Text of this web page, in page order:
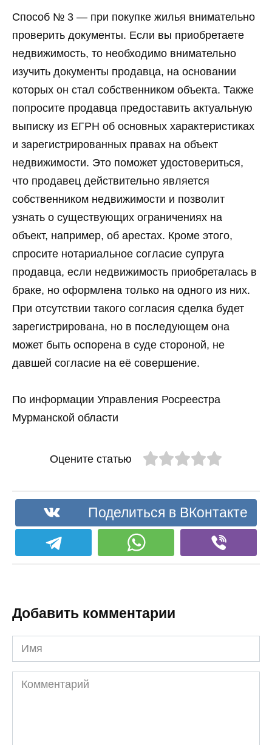
Способ № 3 — при покупке жилья внимательно
проверить документы. Если вы приобретаете
недвижимость, то необходимо внимательно
изучить документы продавца, на основании
которых он стал собственником объекта. Также
попросите продавца предоставить актуальную
выписку из ЕГРН об основных характеристиках
и зарегистрированных правах на объект
недвижимости. Это поможет удостовериться,
что продавец действительно является
собственником недвижимости и позволит
узнать о существующих ограничениях на
объект, например, об арестах. Кроме этого,
спросите нотариальное согласие супруга
продавца, если недвижимость приобреталась в
браке, но оформлена только на одного из них.
При отсутствии такого согласия сделка будет
зарегистрирована, но в последующем она
может быть оспорена в суде стороной, не
давшей согласие на её совершение.
По информации Управления Росреестра
Мурманской области
Оцените статью
Поделиться в ВКонтакте
Добавить комментарии
Имя
Комментарий